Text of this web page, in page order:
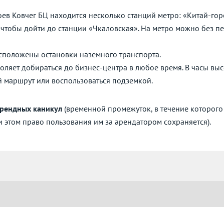
Ковчег БЦ находится несколько станций метро: «Китай-
дойти до станции «Чкаловская». На метро можно без
остановки наземного транспорта.
добираться до бизнес-центра в любое время. В часы
или воспользоваться подземкой.
каникул (временной промежуток, в течение
право пользования им за арендатором сохраняется).